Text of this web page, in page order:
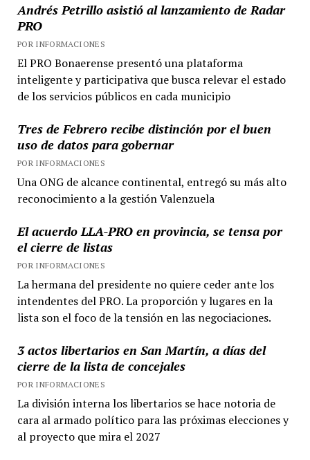
Andrés Petrillo asistió al lanzamiento de Radar
PRO
POR INFORMACIONES
El PRO Bonaerense presentó una plataforma
inteligente y participativa que busca relevar el estado
de los servicios públicos en cada municipio
Tres de Febrero recibe distinción por el buen
uso de datos para gobernar
POR INFORMACIONES
Una ONG de alcance continental, entregó su más alto
reconocimiento a la gestión Valenzuela
El acuerdo LLA-PRO en provincia, se tensa por
el cierre de listas
POR INFORMACIONES
La hermana del presidente no quiere ceder ante los
intendentes del PRO. La proporción y lugares en la
lista son el foco de la tensión en las negociaciones.
3 actos libertarios en San Martín, a días del
cierre de la lista de concejales
POR INFORMACIONES
La división interna los libertarios se hace notoria de
cara al armado político para las próximas elecciones y
al proyecto que mira el 2027